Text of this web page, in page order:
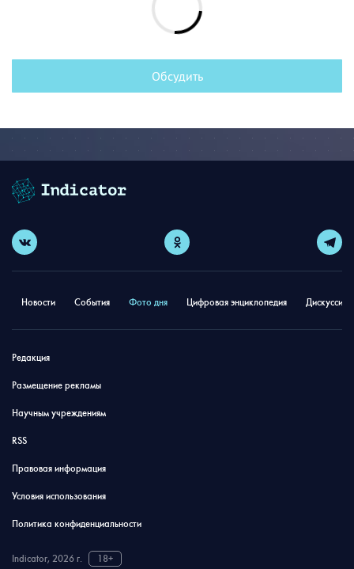
Обсудить
Новости События Фото дня Цифровая энциклопедия
Редакция
Размещение рекламы
Научным учреждениям
RSS
Правовая информация
Условия использования
Политика конфиденциальности
Indicator, 2026 г. 18+